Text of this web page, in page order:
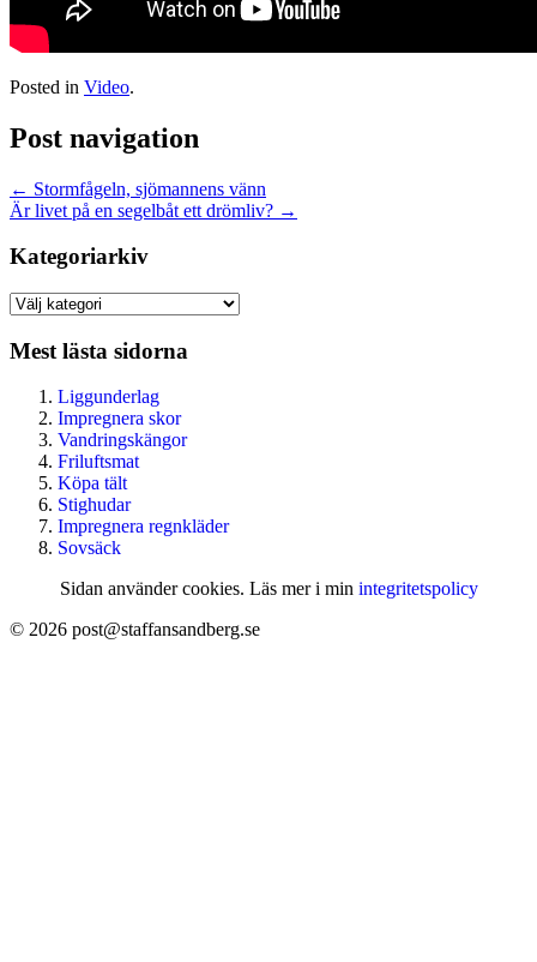
Posted in Video.
Post navigation
← Stormfågeln, sjömannens vänn
Är livet på en segelbåt ett drömliv? →
Kategoriarkiv
Kategoriarkiv
Mest lästa sidorna
Liggunderlag
Impregnera skor
Vandringskängor
Friluftsmat
Köpa tält
Stighudar
Impregnera regnkläder
Sovsäck
Sidan använder cookies. Läs mer i min integritetspolicy
© 2026 post@staffansandberg.se